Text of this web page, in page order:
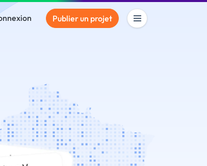
Publier un projet